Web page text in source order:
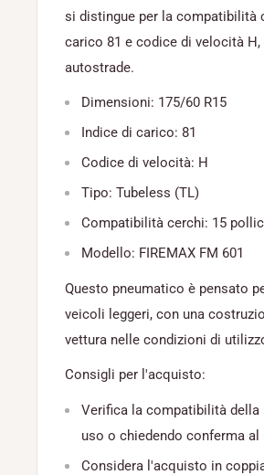
si distingue per la compatibilità
carico 81 e codice di velocità
autostrade.
Dimensioni: 175/60 R15
Indice di carico: 81
Codice di velocità: H
Tipo: Tubeless (TL)
Compatibilità cerchi: 15
Modello: FIREMAX FM 601
Questo pneumatico è pensato
veicoli leggeri, con una
vettura nelle condizioni di
Consigli per l'acquisto:
Verifica la compatibilità
uso o chiedendo conferma
Considera l'acquisto in